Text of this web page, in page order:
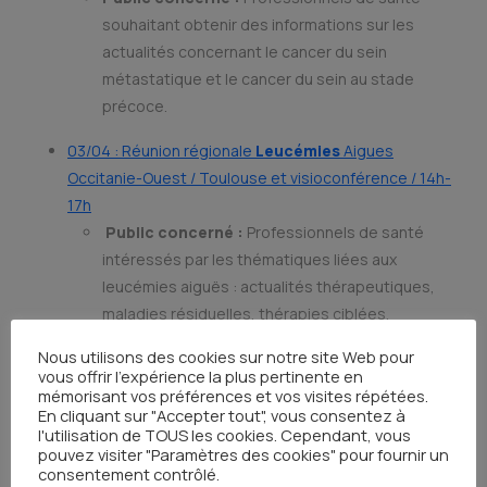
souhaitant obtenir des informations sur les
actualités concernant le cancer du sein
métastatique et le cancer du sein au stade
précoce.
03/04 : Réunion régionale LeucémiesAigues
Occitanie-Ouest / Toulouse et visioconférence / 14h-
17h
Public concerné : Professionnels de santé
intéressés par les thématiques liées aux
leucémies aiguës : actualités thérapeutiques,
maladies résiduelles, thérapies ciblées,
10/04 : Réunion régionaleORL / Toulouse / 9h-17h
Public concerné :Oncologues médicaux,
radiothérapeutes, chirurgiens cervico-faciaux,
spécialistes ORL ou de médecine physique et de
Nous utilisons des cookies sur notre site Web pour
vous offrir l'expérience la plus pertinente en
mémorisant vos préférences et vos visites répétées.
En cliquant sur "Accepter tout", vous consentez à
l'utilisation de TOUS les cookies. Cependant, vous
pouvez visiter "Paramètres des cookies" pour fournir un
consentement contrôlé.